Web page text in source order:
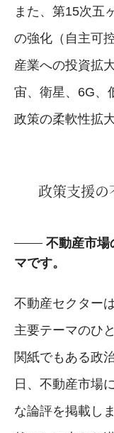
また、第15次五
の強化（自主可
産業への投資拡
宙、衛星、6G、
政策の柔軟性拡
政策支援の
不動産市場
マです。
不動産セクター
主要テーマのひ
関紙でもある政
日、不動産市場
な論評を掲載し